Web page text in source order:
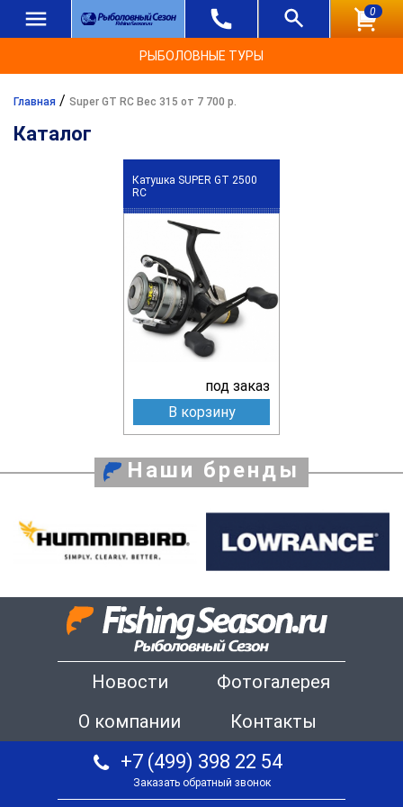
0
РЫБОЛОВНЫЕ ТУРЫ
Главная / Super GT RC Вес 315 от 7 700 р.
Каталог
Катушка SUPER GT 2500
RC
под заказ
В корзину
Наши бренды
Новости
Фотогалерея
О компании
Контакты
+7 (499) 398 22 54
Заказать обратный звонок